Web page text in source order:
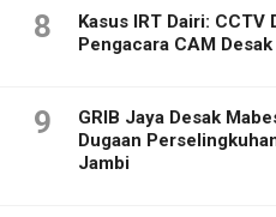
8
Kasus IRT Dairi: CCTV
Pengacara CAM
9
GRIB Jaya Desak
Dugaan
Jambi